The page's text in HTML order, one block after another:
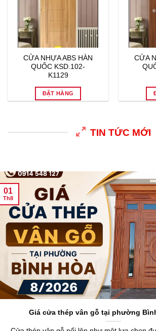
CỬA NHỰA ABS HÀN
QUỐC KSD.102-
ĐẶT HÀNG
CỬA
Giá cửa thép vân gỗ tại phường
Cửa thép vân gỗ nổi lên như một lựa chọn